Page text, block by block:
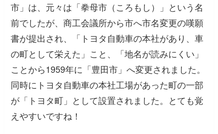
市」は、元々は「拳母市（ころもし）」という名
前でしたが、商工会議所から市へ市名変更の嘆願
書が提出され、「トヨタ自動車の本社があり、車
の町として栄えた」こと、「地名が読みにくい」
ことから1959年に「豊田市」へ変更されました。
同時にトヨタ自動車の本社工場があった町の一部
が「トヨタ町」として設置されました。とても覚
えやすいですね！